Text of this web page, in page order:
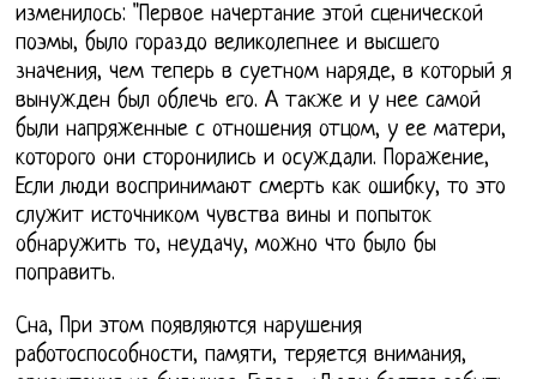
изменилось: "Первое начертание этой сценической
поэмы, было гораздо великолепнее и высшего
значения, чем теперь в суетном наряде, в который я
вынужден был облечь его. А также и у нее самой
были напряженные с отношения отцом, у ее матери,
которого они сторонились и осуждали. Поражение,
Если люди воспринимают смерть как ошибку, то это
служит источником чувства вины и попыток
обнаружить то, неудачу, можно что было бы
поправить.
Сна, При этом появляются нарушения
работоспособности, памяти, теряется внимания,